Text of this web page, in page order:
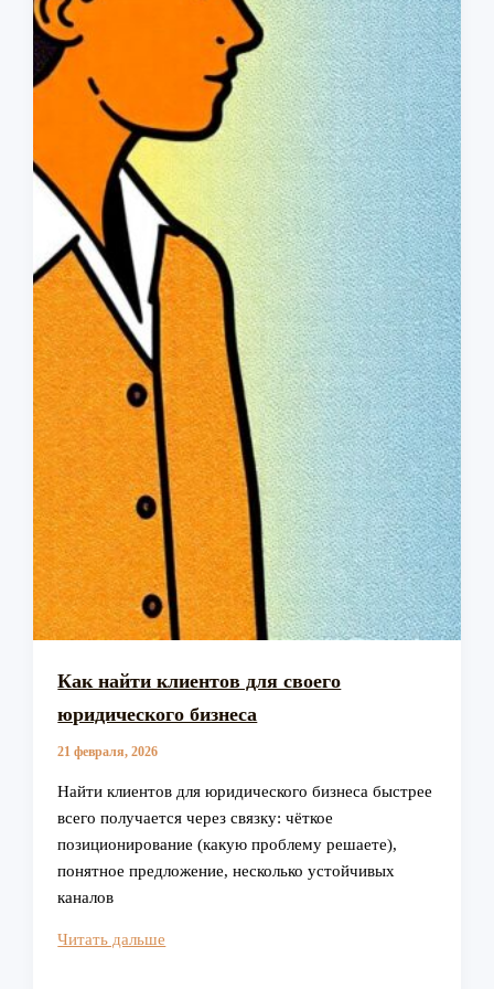
Как найти клиентов для своего
юридического бизнеса
21 февраля, 2026
Найти клиентов для юридического бизнеса быстрее
всего получается через связку: чёткое
позиционирование (какую проблему решаете),
понятное предложение, несколько устойчивых
каналов
Как
Читать дальше